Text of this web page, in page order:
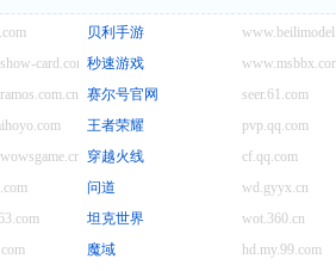
贝利手游
card.com 秒速游戏
seer.61.com
赛尔号官网
pvp.qq.com
王者荣耀
cf.qq.com
穿越火线
wd.gyyx.cn
问道
wot.360.cn
坦克世界
hd.my.99.com
魔域